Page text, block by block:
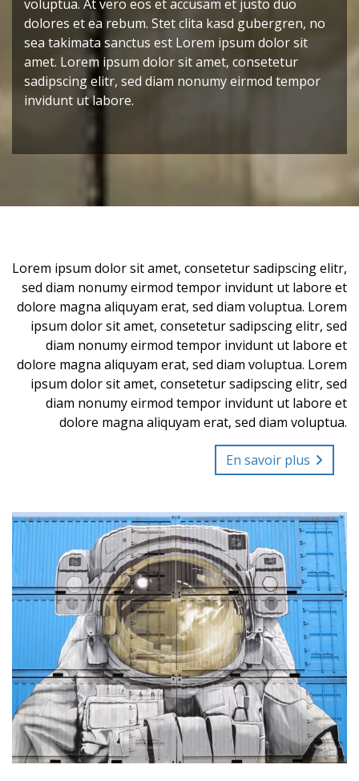
voluptua. At vero eos et accusam et justo duo
dolores et ea rebum. Stet clita kasd gubergren, no
sea takimata sanctus est Lorem ipsum dolor sit
amet. Lorem ipsum dolor sit amet, consetetur
sadipscing elitr, sed diam nonumy eirmod tempor
invidunt ut labore.
Lorem ipsum dolor sit amet, consetetur sadipscing elitr,
sed diam nonumy eirmod tempor invidunt ut labore et
dolore magna aliquyam erat, sed diam voluptua. Lorem
ipsum dolor sit amet, consetetur sadipscing elitr, sed
diam nonumy eirmod tempor invidunt ut labore et
dolore magna aliquyam erat, sed diam voluptua. Lorem
ipsum dolor sit amet, consetetur sadipscing elitr, sed
diam nonumy eirmod tempor invidunt ut labore et
dolore magna aliquyam erat, sed diam voluptua.
En savoir plus